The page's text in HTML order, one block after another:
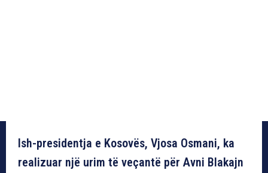
Ish-presidentja e Kosovës, Vjosa Osmani, ka
realizuar një urim të veçantë për Avni Blakajn